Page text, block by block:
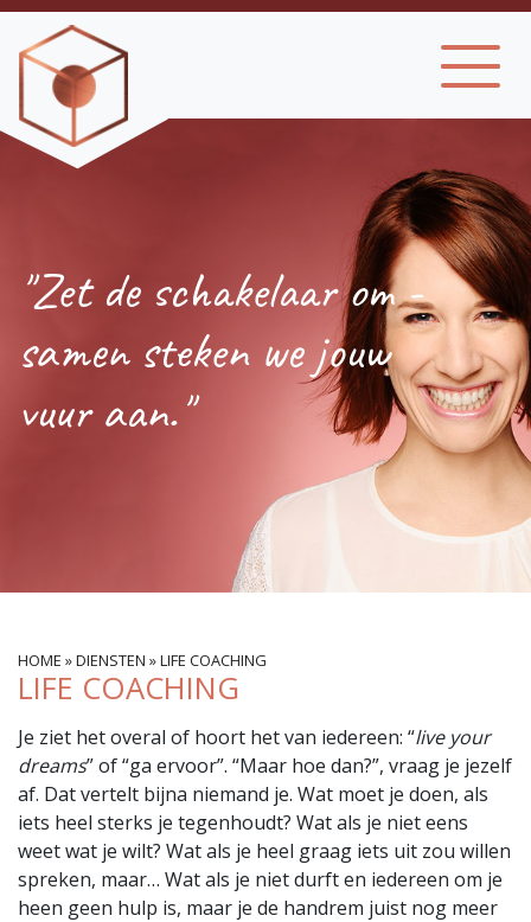
"Zet de schakelaar om -
samen steken we jouw
vuur aan."
HOME »DIENSTEN »LIFE COACHING
LIFE COACHING
Je ziet het overal of hoort het van iedereen: “live your
dreams” of “ga ervoor”. “Maar hoe dan?”, vraag je jezelf
af. Dat vertelt bijna niemand je. Wat moet je doen, als
iets heel sterks je tegenhoudt? Wat als je niet eens
weet wat je wilt? Wat als je heel graag iets uit zou willen
spreken, maar… Wat als je niet durft en iedereen om je
heen geen hulp is, maar je de handrem juist nog meer